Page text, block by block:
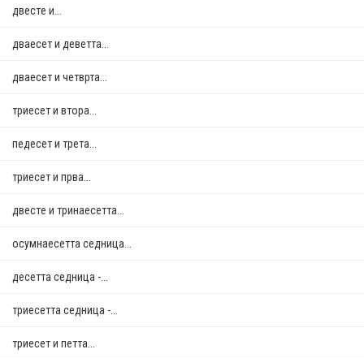
двестe и...
дваесет и деветта...
дваесет и четврта...
триесет и втора...
педесет и трета...
триесет и прва...
двестe и тринаесетта...
осумнaесетта седница...
десетта седница -...
триесетта седница -...
триесет и петта...